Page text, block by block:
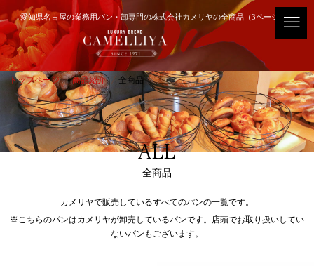
愛知県名古屋の業務用パン・卸専門の株式会社カメリヤの全商品（3ページ目）
トップページ 商品紹介 全商品
ALL
全商品
カメリヤで販売しているすべてのパンの一覧です。
※こちらのパンはカメリヤが卸売しているパンです。店頭でお取り扱いしてい
ないパンもございます。